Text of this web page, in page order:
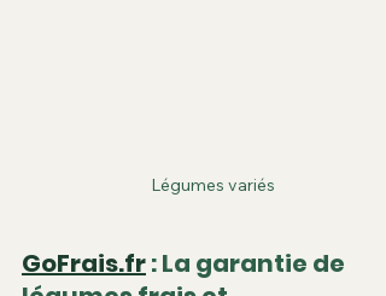
Légumes variés
GoFrais.fr : La garantie de